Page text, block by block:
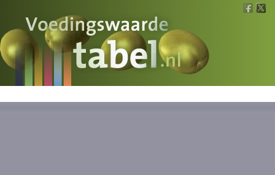
Voedingswaarde
Wat is wat?